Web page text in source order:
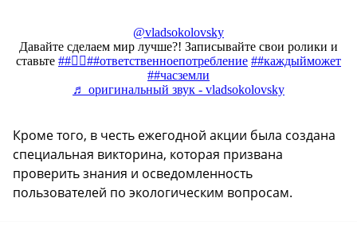
@vladsokolovsky
Давайте сделаем мир лучше?! Записывайте свои ролики и
ставьте ##👇🏼##ответственноепотребление ##каждыйможет
##часземли
♬ оригинальный звук - vladsokolovsky
Кроме того, в честь ежегодной акции была создана
специальная викторина, которая призвана
проверить знания и осведомленность
пользователей по экологическим вопросам.